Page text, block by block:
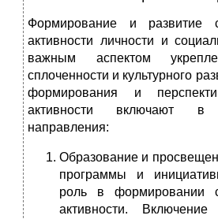
Формирование и развитие
активности личности и
важным аспектом
сплоченности и культурного
формирования и
активности включают
направления:
Образование и
программы и
роль в формировании
активности.